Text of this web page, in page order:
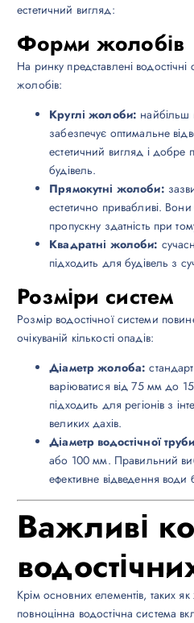
естетичний вигляд:
Форми жолобів
На ринку представлені
жолобів:
Круглі жолоби:
забезпечує оптимальне
естетичний вигляд і добре
будівель.
Прямокутні жолоби:
естетично привабливі.
пропускну здатність при
Квадратні жолоби:
підходить для будівель з
Розміри систем
Розмір водостічної системи
очікуваній кількості опадів:
Діаметр жолоба:
варіюватися від 75 мм до
підходить для регіонів з
великих дахів.
Діаметр водостічної
або 100 мм. Правильний
ефективне відведення
Важливі
Крім основних елементів, таких
повноцінна водостічна система